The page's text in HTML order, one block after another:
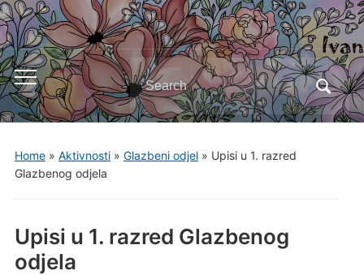
Toggle
mobile
menu
Search
for:
Home» Aktivnosti» Glazbeni odjel» Upisi u 1. razred
Glazbenog odjela
Upisi u 1. razred Glazbenog
odjela